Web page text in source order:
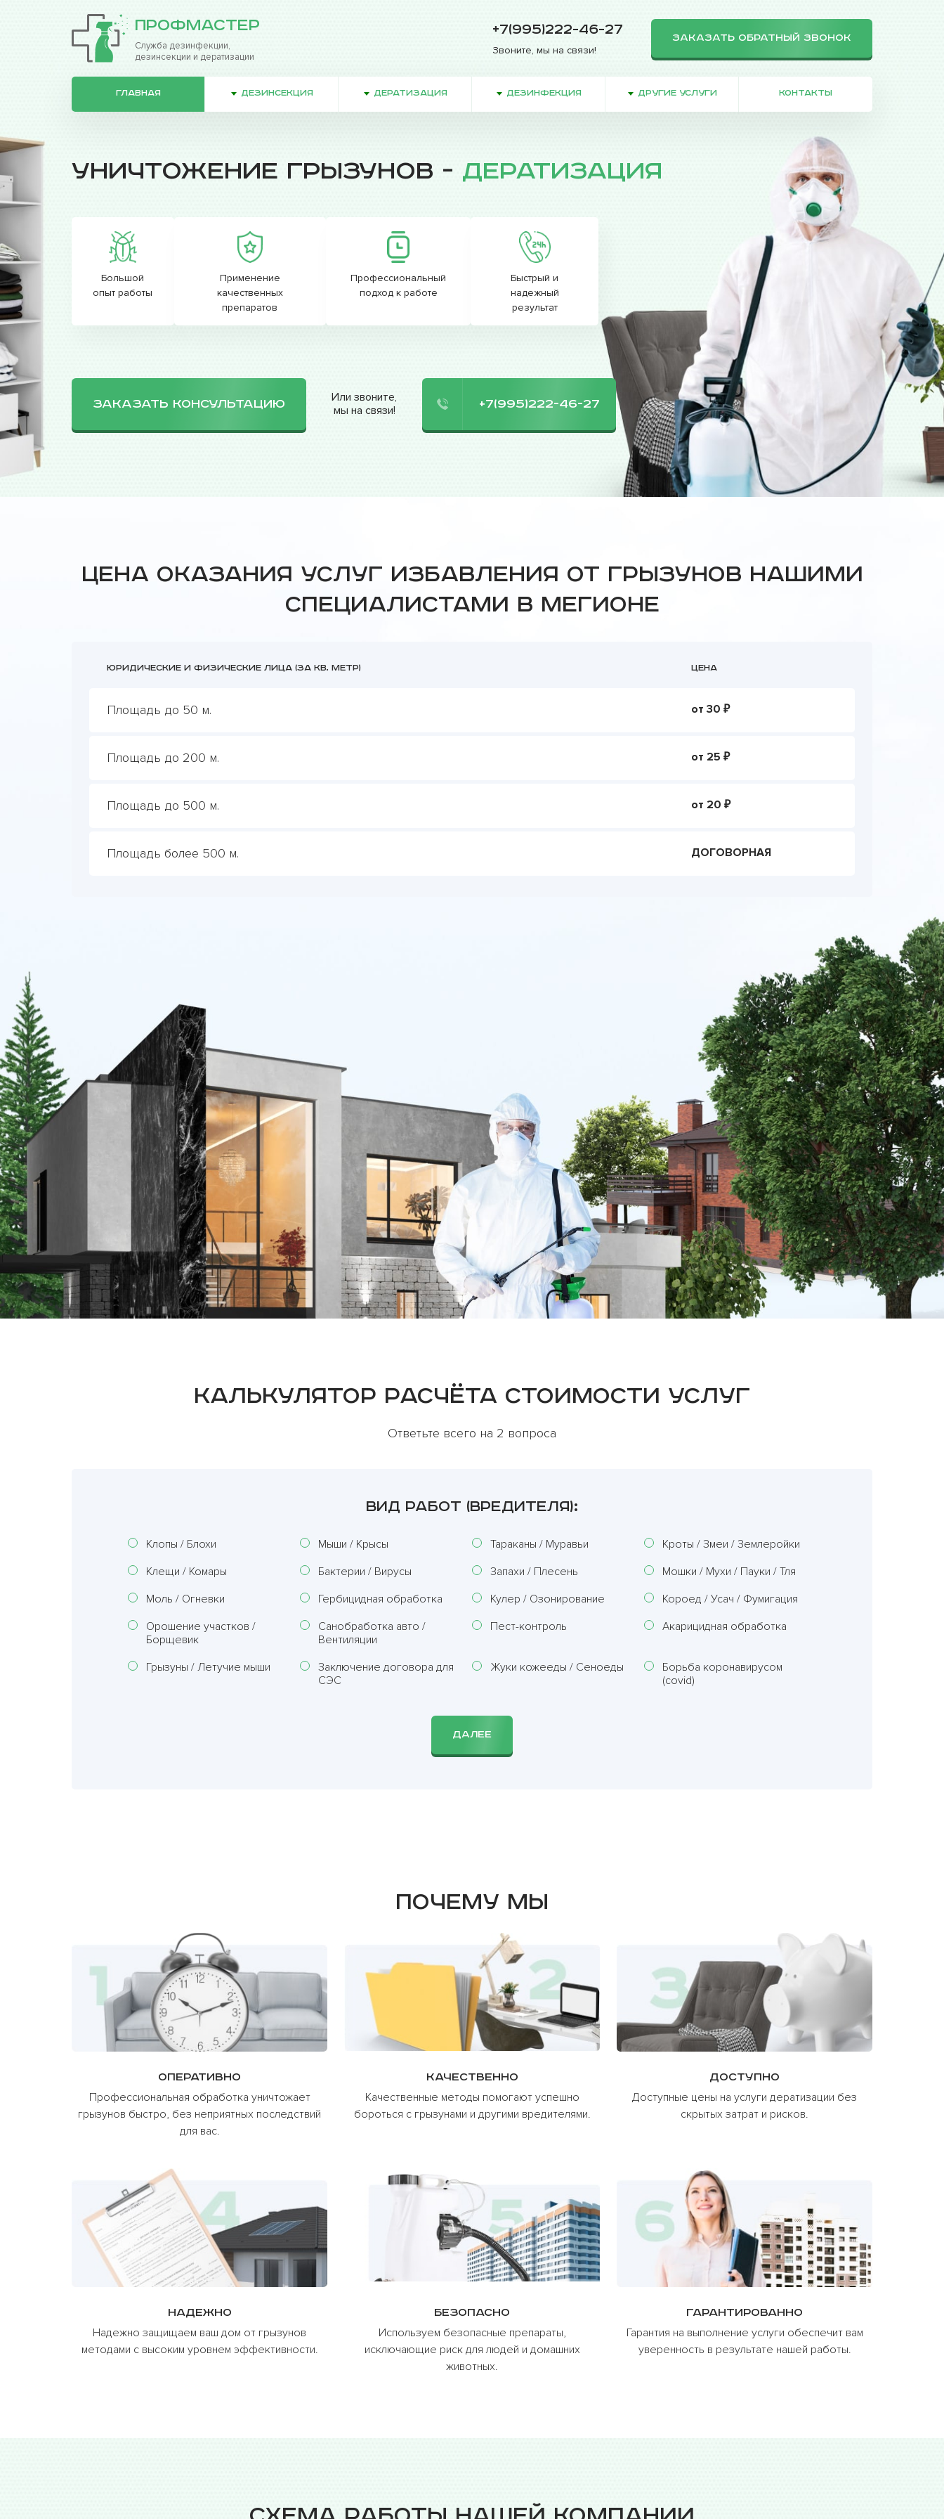
ПрофМастер
Служба дезинфекции,
дезинсекции и дератизации
+7(995)222-46-27
Звоните, мы на связи!
ЗАКАЗАТЬ ОБРАТНЫЙ ЗВОНОК
ГЛАВНАЯ ДЕЗИНСЕКЦИЯ ДЕРАТИЗАЦИЯ ДЕЗИНФЕКЦИЯ ДРУГИЕ УСЛУГИ КОНТАКТЫ
Уничтожение грызунов - дератизация
Большой
опыт работы
Применение
качественных
препаратов
Профессиональный
подход к работе
Быстрый и
надежный
результат
ЗАКАЗАТЬ КОНСУЛЬТАЦИЮ
Или звоните,
мы на связи!
+7(995)222-46-27
Цена оказания услуг избавления от грызунов нашими
специалистами в Мегионе
Юридические и физические лица (за кв. метр) Цена
Площадь до 50 м. от 30 ₽
Площадь до 200 м. от 25 ₽
Площадь до 500 м. от 20 ₽
Площадь более 500 м. ДОГОВОРНАЯ
Калькулятор расчёта стоимости услуг
Ответьте всего на 2 вопроса
ВИД РАБОТ (ВРЕДИТЕЛЯ):
Клопы / Блохи Мыши / Крысы Тараканы / Муравьи
Кроты / Змеи / Землеройки
Клещи / Комары
Бактерии / Вирусы Запахи / Плесень
Мошки / Мухи / Пауки / Тля
Моль / Огневки
Гербицидная обработка Кулер / Озонирование
Короед / Усач / Фумигация
Орошение участков /
Борщевик
Санобработка авто /
Вентиляции
Пест-контроль Акарицидная обработка
Грызуны / Летучие мыши
Заключение договора для
СЭС
Жуки кожееды / Сеноеды
Борьба коронавирусом
(covid)
ДАЛЕЕ
Почему мы
Оперативно
Профессиональная обработка уничтожает
грызунов быстро, без неприятных последствий
для вас.
Качественно
Качественные методы помогают успешно
бороться с грызунами и другими вредителями.
Доступно
Доступные цены на услуги дератизации без
скрытых затрат и рисков.
Надежно
Надежно защищаем ваш дом от грызунов
методами с высоким уровнем эффективности.
Безопасно
Используем безопасные препараты,
исключающие риск для людей и домашних
животных.
Гарантированно
Гарантия на выполнение услуги обеспечит вам
уверенность в результате нашей работы.